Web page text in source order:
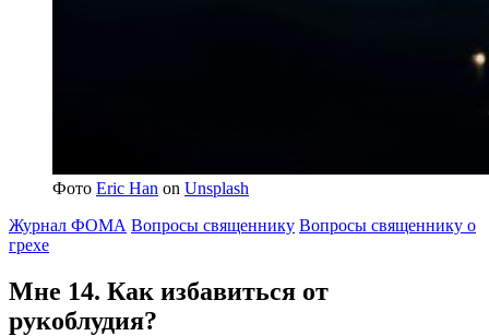
Фото Eric Han on Unsplash
Журнал ФОМА Вопросы священнику Вопросы священнику о
грехе
Мне 14. Как избавиться от
рукоблудия?